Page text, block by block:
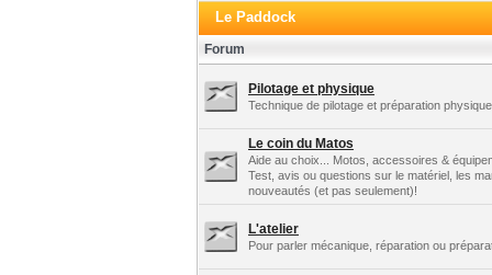
Le Paddock
Forum
Pilotage et physique
Technique de pilotage et préparation
Le coin du Matos
Aide au choix... Motos, accessoires &
Test, avis ou questions sur le matériel, les
nouveautés (et pas seulement)!
L'atelier
Pour parler mécanique, réparation ou